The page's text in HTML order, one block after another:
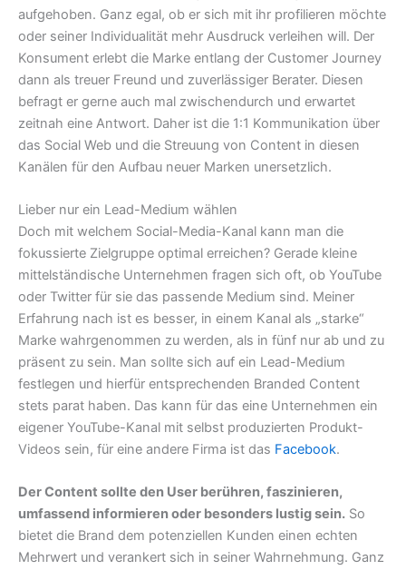
aufgehoben. Ganz egal, ob er sich mit ihr profilieren möchte
oder seiner Individualität mehr Ausdruck verleihen will. Der
Konsument erlebt die Marke entlang der Customer Journey
dann als treuer Freund und zuverlässiger Berater. Diesen
befragt er gerne auch mal zwischendurch und erwartet
zeitnah eine Antwort. Daher ist die 1:1 Kommunikation über
das Social Web und die Streuung von Content in diesen
Kanälen für den Aufbau neuer Marken unersetzlich.
Lieber nur ein Lead-Medium wählen
Doch mit welchem Social-Media-Kanal kann man die
fokussierte Zielgruppe optimal erreichen? Gerade kleine
mittelständische Unternehmen fragen sich oft, ob YouTube
oder Twitter für sie das passende Medium sind. Meiner
Erfahrung nach ist es besser, in einem Kanal als „starke“
Marke wahrgenommen zu werden, als in fünf nur ab und zu
präsent zu sein. Man sollte sich auf ein Lead-Medium
festlegen und hierfür entsprechenden Branded Content
stets parat haben. Das kann für das eine Unternehmen ein
eigener YouTube-Kanal mit selbst produzierten Produkt-
Videos sein, für eine andere Firma ist das Facebook.
Der Content sollte den User berühren, faszinieren,
umfassend informieren oder besonders lustig sein. So
bietet die Brand dem potenziellen Kunden einen echten
Mehrwert und verankert sich in seiner Wahrnehmung. Ganz